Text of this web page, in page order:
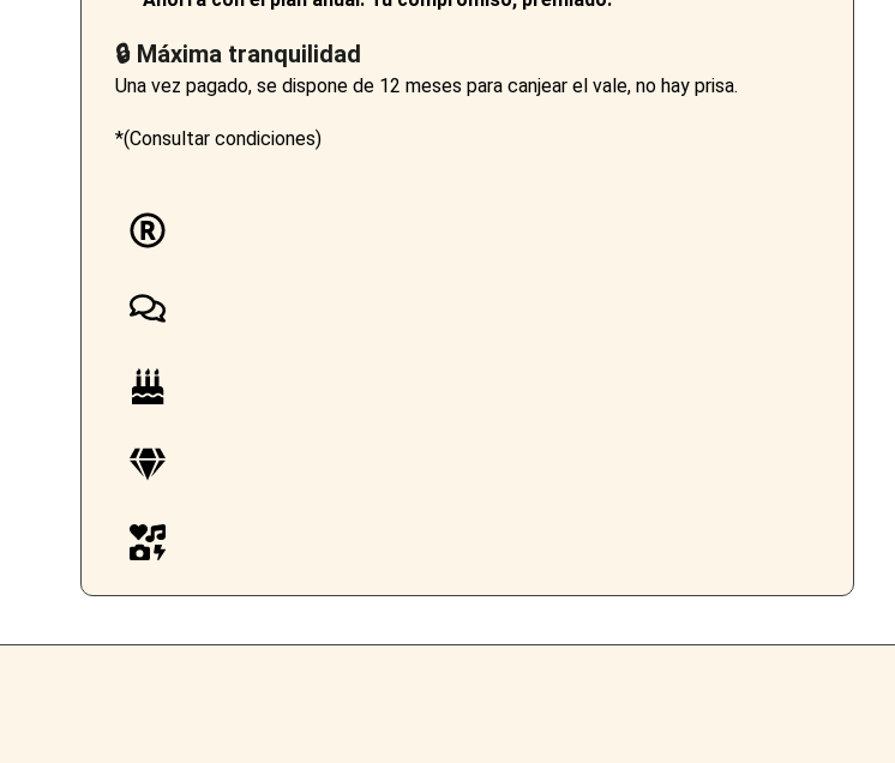
🔒 Máxima tranquilidad
Una vez pagado, se dispone de 12 meses para canjear el vale, no hay prisa.
*(Consultar condiciones)